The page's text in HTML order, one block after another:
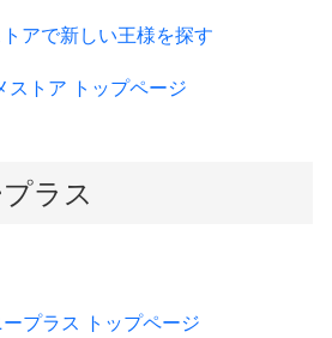
アで新しい王様を探す
ストア トップページ
ラス
プラス トップページ